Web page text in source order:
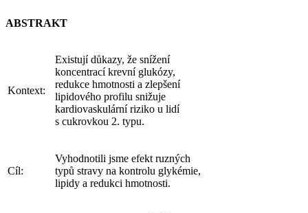
ABSTRAKT
Kontext:
Existují důkazy, že snížení
koncentrací krevní glukózy,
redukce hmotnosti a zlepšení
lipidového profilu snižuje
kardiovaskulární riziko u lidí
s cukrovkou 2. typu.
Cíl:
Vyhodnotili jsme efekt ruzných
typů stravy na kontrolu glykémie,
lipidy a redukci hmotnosti.